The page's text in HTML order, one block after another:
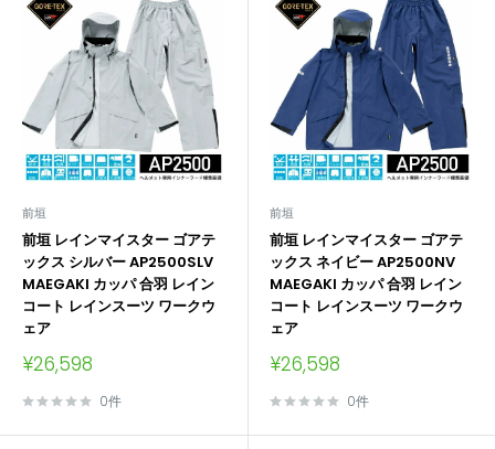
前垣
前垣 レインマイスター ゴアテ
ックス シルバー AP2500SLV
MAEGAKI カッパ 合羽 レイン
コート レインスーツ ワークウ
ェア
販
価
¥26,598
0件
前垣
前垣 レインマイスター ゴアテ
ックス ネイビー AP2500NV
MAEGAKI カッパ 合羽 レイン
コート レインスーツ ワークウ
ェア
販
価
¥26,598
0件